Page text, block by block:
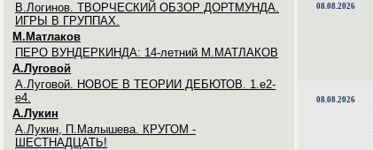
В.Логинов. ТВОРЧЕСКИЙ ОБЗОР ДОРТМУНДА.
ИГРЫ В ГРУППАХ.
М.Матлаков
ПЕРО ВУНДЕРКИНДА: 14-летний М.МАТЛАКОВ
А.Луговой
А.Луговой. НОВОЕ В ТЕОРИИ ДЕБЮТОВ. 1.e2-
e4.
А.Лукин
А.Лукин, П.Малышева. КРУГОМ -
ШЕСТНАДЦАТЬ!
08.08.2026
08.08.2026